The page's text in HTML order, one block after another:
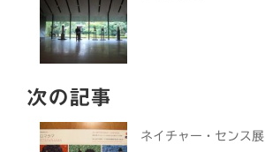
次の記事
ネイチャー・センス展